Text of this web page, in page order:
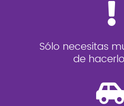

Sólo necesitas
de